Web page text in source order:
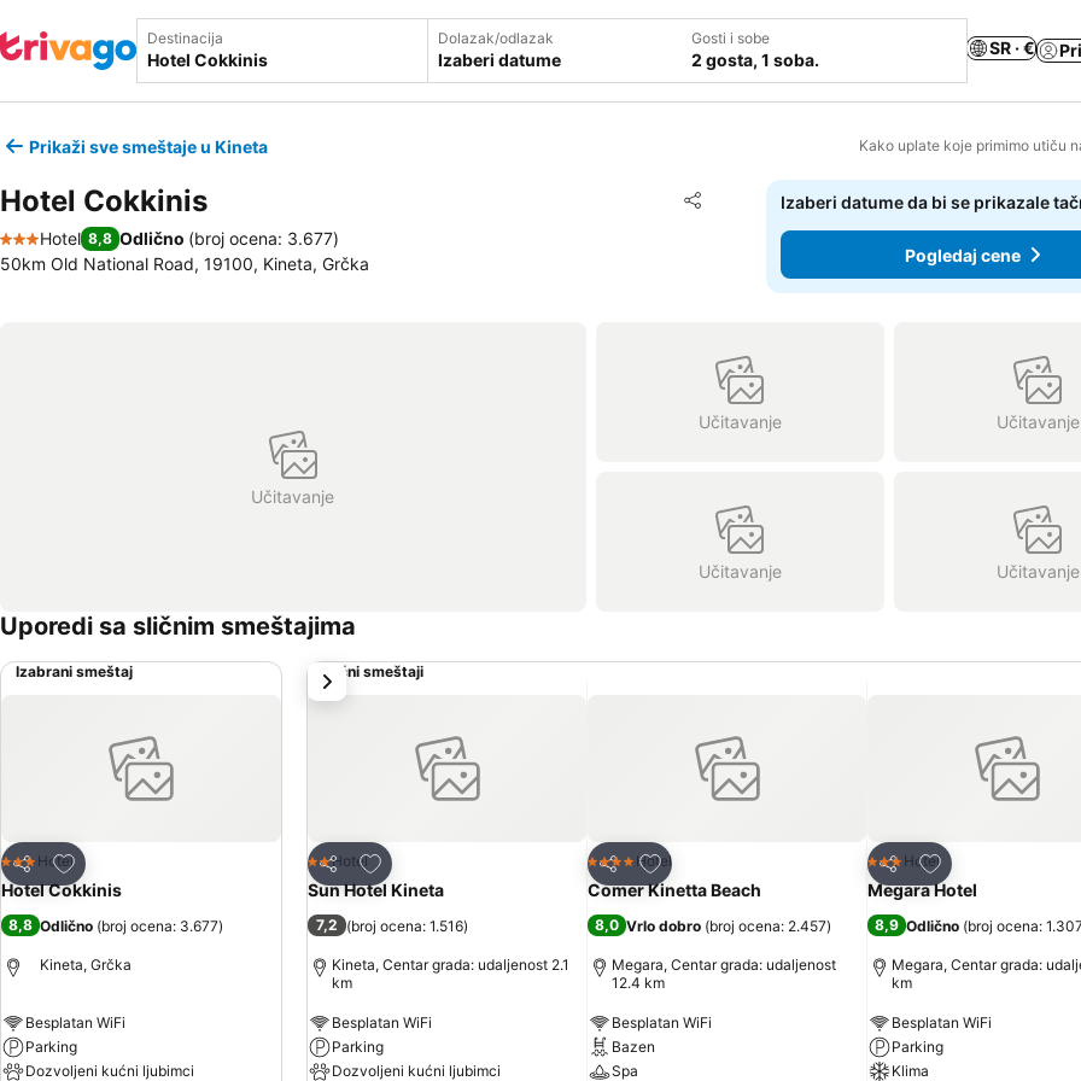
Destinacija Dolazak/odlazak
Izaberi datume
Gosti i sobe
2 gosta, 1 soba.
SR · €
Prikaži sve smeštaje u Kineta Kako uplate koje primimo utiču
Hotel Cokkinis Deli
Dodati u favorite
3 Zvezdice
Hotel 8,8 Odlično (broj ocena: 3.677)
50km Old National Road, 19100, Kineta, Grčka
Izaberi datume da bi se prikazale
Pogledaj cene
Učitavanje
Učitavanje Učitavanje
Učitavanje Učitavanje
Uporedi sa sličnim smeštajima
Izabrani smeštaj
Deli
Dodati u favorite
3 Zvezdice
Hotel
Hotel Cokkinis
8,8 Odlično (broj ocena: 3.677)
Kineta, Grčka
Besplatan WiFi
Parking
Dozvoljeni kućni ljubimci
Slični smeštaji
Deli
Dodati u favorite
2 Zvezdice
Hotel
Sun Hotel Kineta
7,2 (broj ocena: 1.516)
Kineta, Centar grada: udaljenost 2.1
km
Besplatan WiFi
Parking
Dozvoljeni kućni ljubimci
Deli
Dodati u favorite
4 Zvezdice
Hotel
Comer Kinetta Beach
8,0 Vrlo dobro (broj ocena: 2.457)
Megara, Centar grada: udaljenost
12.4 km
Besplatan WiFi
Bazen
Spa
Deli
Dodati u favorite
3 Zvezdice
Hotel
Megara Hotel
8,9 Odlično (broj ocena:
Megara, Centar grada:
km
Besplatan WiFi
Parking
Klima
sledeće